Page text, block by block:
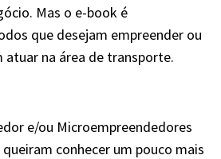
Mas o e-book é
que desejam empreender ou
atuar na área de transporte.
e/ou Microempreendedores
conhecer um pouco mais